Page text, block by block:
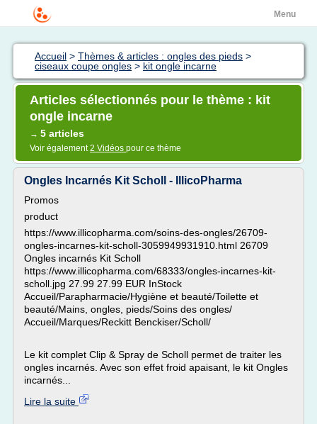
Menu
Accueil > Thèmes & articles : ongles des pieds >
ciseaux coupe ongles > kit ongle incarne
Articles sélectionnés pour le thème : kit
ongle incarne
→ 5 articles
Voir également2 Vidéos pour ce thème
Ongles Incarnés Kit Scholl - IllicoPharma
Promos
product
https://www.illicopharma.com/soins-des-ongles/26709-
ongles-incarnes-kit-scholl-3059949931910.html 26709
Ongles incarnés Kit Scholl
https://www.illicopharma.com/68333/ongles-incarnes-kit-
scholl.jpg 27.99 27.99 EUR InStock
Accueil/Parapharmacie/Hygiène et beauté/Toilette et
beauté/Mains, ongles, pieds/Soins des ongles/
Accueil/Marques/Reckitt Benckiser/Scholl/
Le kit complet Clip & Spray de Scholl permet de traiter les
ongles incarnés. Avec son effet froid apaisant, le kit Ongles
incarnés...
Lire la suite